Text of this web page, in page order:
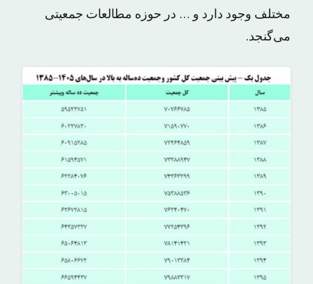
مختلف وجود دارد و … در حوزه مطالعات جمعیتی
می‌گنجد.